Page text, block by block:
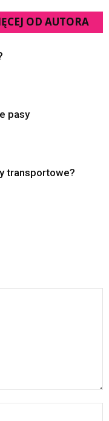
OD AUTORA
pasy
transportowe?